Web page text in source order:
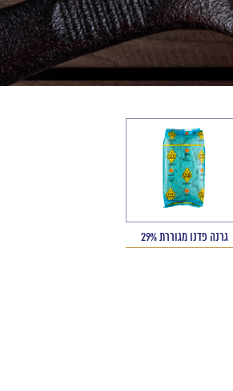
גרנה פדנו מגוררת 29%